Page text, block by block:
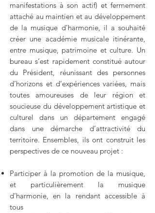
manifestations à son actif) et fermement
attaché au maintien et au développement
de la musique d’harmonie, il a souhaité
créer une académie musicale itinérante,
entre musique, patrimoine et culture. Un
bureau s’est rapidement constitué autour
du Président, réunissant des personnes
d’horizons et d’expériences variées, mais
toutes amoureuses de leur région et
soucieuse du développement artistique et
culturel dans un département engagé
dans une démarche d’attractivité du
territoire. Ensembles, ils ont construit les
perspectives de ce nouveau projet :
Participer à la promotion de la musique,
et particulièrement la musique
d’harmonie, en la rendant accessible à
tous